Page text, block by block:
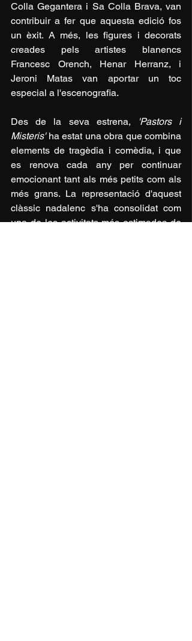
Colla Gegantera i Sa Colla Brava, van
contribuir a fer que aquesta edició fos
un èxit. A més, les figures i decorats
creades pels artistes blanencs
Francesc Orench, Henar Herranz, i
Jeroni Matas van aportar un toc
especial a l'escenografia.
Des de la seva estrena,
'Pastors i
Misteris' ha estat una obra que combina
elements de tragèdia i comèdia, i que
es renova cada any per continuar
emocionant tant als més petits com als
més grans. La representació d'aquest
clàssic nadalenc s'ha consolidat com
una de les activitats més estimades de